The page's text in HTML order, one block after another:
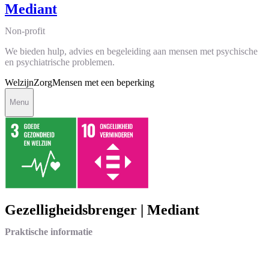
Mediant
Non-profit
We bieden hulp, advies en begeleiding aan mensen met psychische
en psychiatrische problemen.
WelzijnZorgMensen met een beperking
Menu
Gezelligheidsbrenger | Mediant
Praktische informatie